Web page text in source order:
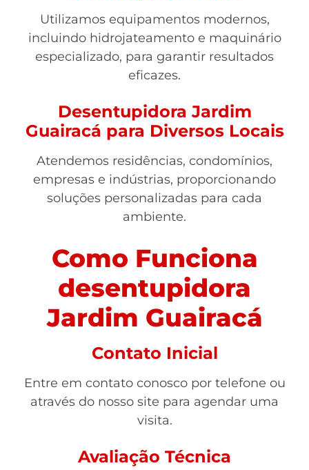
Utilizamos equipamentos modernos,
incluindo hidrojateamento e maquinário
especializado, para garantir resultados
eficazes.
Desentupidora Jardim
Guairacá para Diversos Locais
Atendemos residências, condomínios,
empresas e indústrias, proporcionando
soluções personalizadas para cada
ambiente.
Como Funciona
desentupidora
Jardim Guairacá
Contato Inicial
Entre em contato conosco por telefone ou
através do nosso site para agendar uma
visita.
Avaliação Técnica